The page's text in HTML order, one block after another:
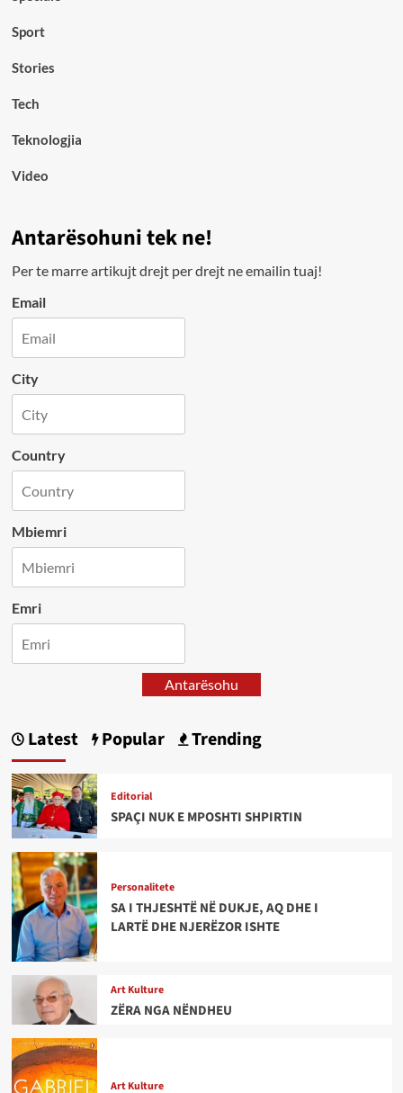
Sport
Stories
Tech
Teknologjia
Video
Antarësohuni tek ne!
Per te marre artikujt drejt per drejt ne emailin tuaj!
Email
City
Country
Mbiemri
Emri
Antarësohu
Latest Popular Trending
Editorial
SPAÇI NUK E MPOSHTI SHPIRTIN
Personalitete
SA I THJESHTË NË DUKJE, AQ DHE I
LARTË DHE NJERËZOR ISHTE
Art Kulture
ZËRA NGA NËNDHEU
Art Kulture